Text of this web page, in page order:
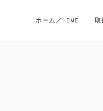
ホーム／HOME 取